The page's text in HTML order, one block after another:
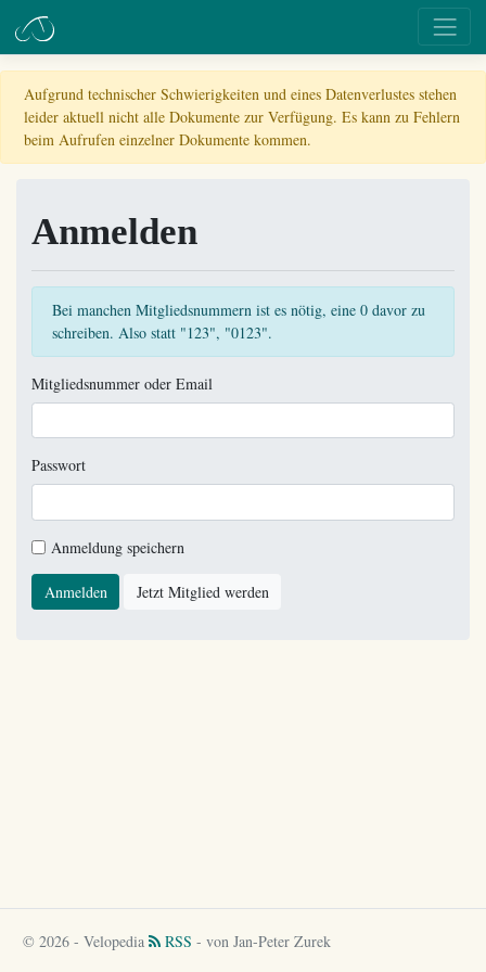
Aufgrund technischer Schwierigkeiten und eines Datenverlustes stehen
leider aktuell nicht alle Dokumente zur Verfügung. Es kann zu Fehlern
beim Aufrufen einzelner Dokumente kommen.
Anmelden
Bei manchen Mitgliedsnummern ist es nötig, eine 0 davor zu
schreiben. Also statt "123", "0123".
Mitgliedsnummer oder Email
Passwort
Anmeldung speichern
Anmelden Jetzt Mitglied werden
© 2026 - Velopedia RSS - von Jan-Peter Zurek